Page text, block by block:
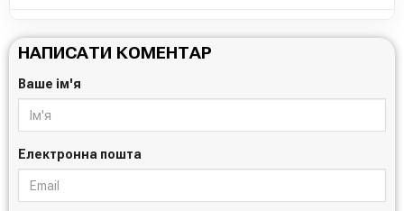
НАПИСАТИ КОМЕНТАР
Ваше ім'я
Електронна пошта